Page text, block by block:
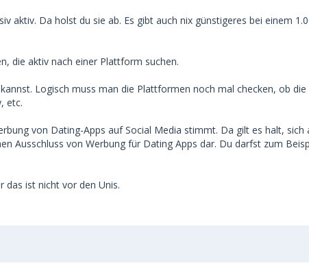
aktiv. Da holst du sie ab. Es gibt auch nix günstigeres bei einem
die aktiv nach einer Plattform suchen.
Logisch muss man die Plattformen noch mal checken, ob die
etc.
von Dating-Apps auf Social Media stimmt. Da gilt es halt, sich
Ausschluss von Werbung für Dating Apps dar. Du darfst zum
das ist nicht vor den Unis.